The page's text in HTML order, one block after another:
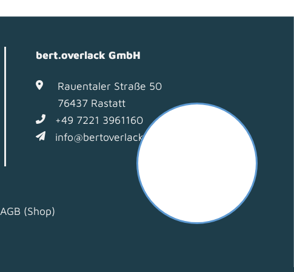
bert.overlack GmbH
Rauentaler Straße 50
76437 Rastatt
+49 7221 3961160
info@bertoverlack.de
AGB (Shop)